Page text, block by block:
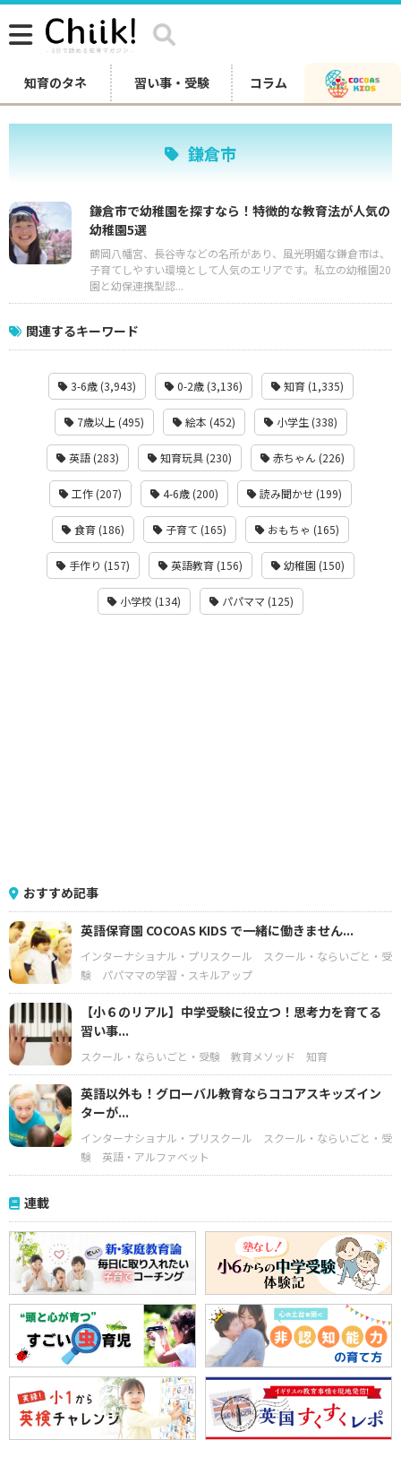
知育のタネ 習い事・受験 コラム
鎌倉市
鎌倉市で幼稚園を探すなら！特徴的な教育法が人気の
幼稚園5選
鶴岡八幡宮、長谷寺などの名所があり、風光明媚な鎌倉市は、
子育てしやすい環境として人気のエリアです。私立の幼稚園20
園と幼保連携型認...
関連するキーワード
3-6歳 (3,943) 0-2歳 (3,136) 知育 (1,335)
7歳以上 (495) 絵本 (452) 小学生 (338)
英語 (283) 知育玩具 (230) 赤ちゃん (226)
工作 (207) 4-6歳 (200) 読み聞かせ (199)
食育 (186) 子育て (165) おもちゃ (165)
手作り (157) 英語教育 (156) 幼稚園 (150)
小学校 (134) パパママ (125)
おすすめ記事
英語保育園 COCOAS KIDS で一緒に働きません...
インターナショナル・プリスクール
スクール・ならいごと・受
験
パパママの学習・スキルアップ
【小６のリアル】中学受験に役立つ！思考力を育てる
習い事...
スクール・ならいごと・受験 教育メソッド 知育
英語以外も！グローバル教育ならココアスキッズイン
ターが...
インターナショナル・プリスクール
スクール・ならいごと・受
験
英語・アルファベット
連載